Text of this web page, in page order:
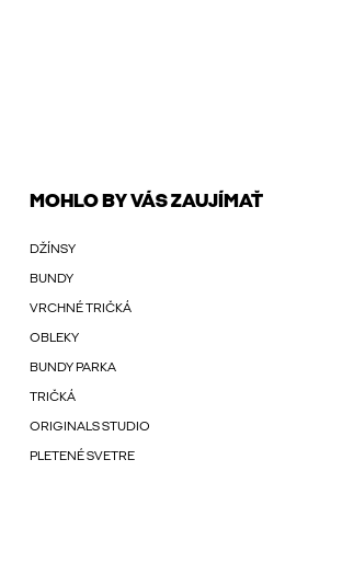
MOHLO BY VÁS ZAUJÍMAŤ
DŽÍNSY
BUNDY
VRCHNÉ TRIČKÁ
OBLEKY
BUNDY PARKA
TRIČKÁ
ORIGINALS STUDIO
PLETENÉ SVETRE